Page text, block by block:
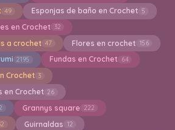
49 Esponjas de baño en Crochet 5
en Crochet 32
a crochet 47 Flores en crochet 156
2195 Fundas en Crochet 64
Crochet 3
en Crochet 26
Grannys square 222
Guirnaldas 12